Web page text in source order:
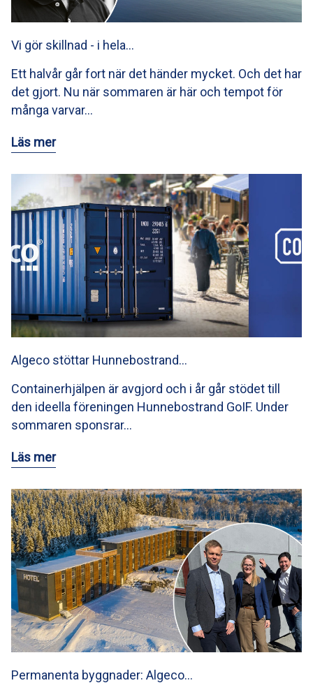
Vi gör skillnad - i hela…
Ett halvår går fort när det händer mycket. Och det har
det gjort. Nu när sommaren är här och tempot för
många varvar…
Läs mer
Algeco stöttar Hunnebostrand…
Containerhjälpen är avgjord och i år går stödet till
den ideella föreningen Hunnebostrand GoIF. Under
sommaren sponsrar…
Läs mer
Permanenta byggnader: Algeco…